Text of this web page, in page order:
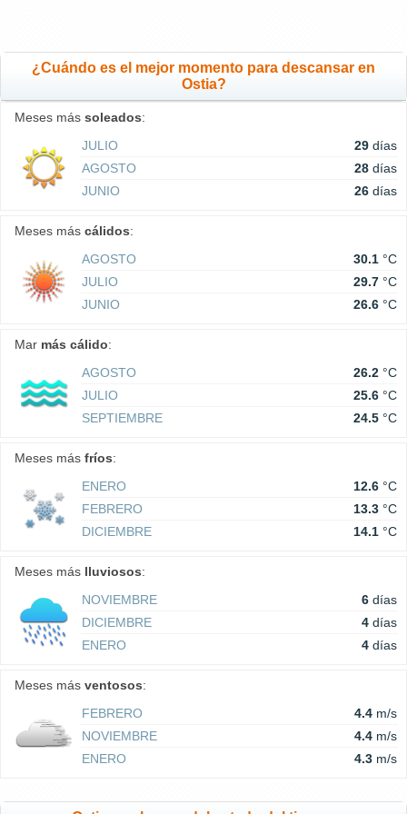
¿Cuándo es el mejor momento para descansar en
Ostia?
Meses más soleados:
JULIO
29 días
AGOSTO
28 días
JUNIO
26 días
Meses más cálidos:
AGOSTO
30.1 °C
JULIO
29.7 °C
JUNIO
26.6 °C
Mar más cálido:
AGOSTO
26.2 °C
JULIO
25.6 °C
SEPTIEMBRE
24.5 °C
Meses más fríos:
ENERO
12.6 °C
FEBRERO
13.3 °C
DICIEMBRE
14.1 °C
Meses más lluviosos:
NOVIEMBRE
6 días
DICIEMBRE
4 días
ENERO
4 días
Meses más ventosos:
FEBRERO
4.4 m/s
NOVIEMBRE
4.4 m/s
ENERO
4.3 m/s